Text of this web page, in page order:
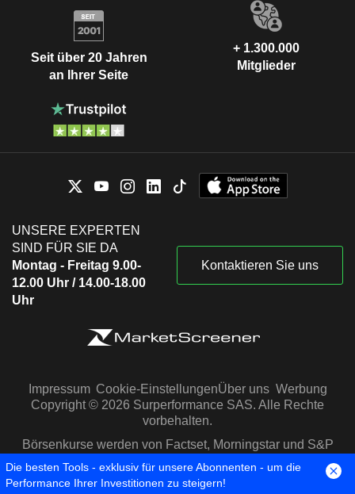
Seit über 20 Jahren
an Ihrer Seite
+ 1.300.000
Mitglieder
UNSERE EXPERTEN
SIND FÜR SIE DA
Montag - Freitag 9.00-
12.00 Uhr / 14.00-18.00
Uhr
Kontaktieren Sie uns
Impressum Cookie-EinstellungenÜber uns Werbung
Copyright © 2026 Surperformance SAS. Alle Rechte
vorbehalten.
Börsenkurse werden von Factset, Morningstar und S&P
Capital IQ zur Verfügung gestellt
Die besten Tools - exklusiv für unsere Abonnenten - um die
Performance Ihrer Investitionen zu steigern!